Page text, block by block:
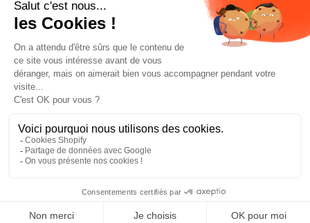
Guide des tailles All Mountain
Cartes Cadeaux
Last Chance
ÉQUIPEMENT
Tout l'Équipement
Casques
Fixations
Bâtons
Couteaux
Textile
Cartes Cadeaux
Last Chance
CONFIDENTIALITÉ CGV MENTIONS LÉGALES
2026 LUXEMBOURG, € EUR